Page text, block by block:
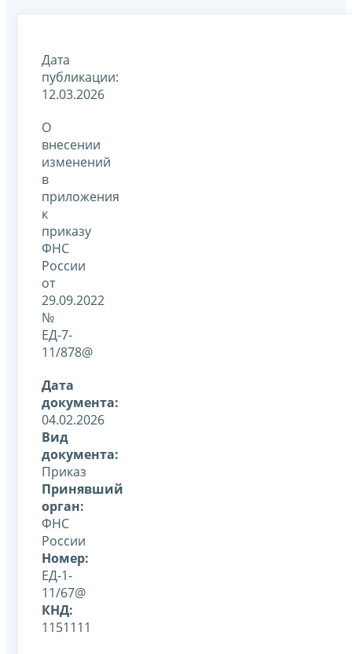
Дата
публикации:
12.03.2026
О
внесении
изменений
в
приложения
к
приказу
ФНС
России
от
29.09.2022
№
ЕД-7-
11/878@
Дата
документа:
04.02.2026
Вид
документа:
Приказ
Принявший
орган:
ФНС
России
Номер:
ЕД-1-
11/67@
КНД:
1151111